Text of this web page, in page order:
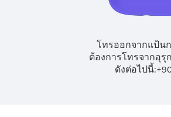
โทรออกจากแป้น
ต้องการโทรจากอุรุ
ดังต่อไปนี้:+